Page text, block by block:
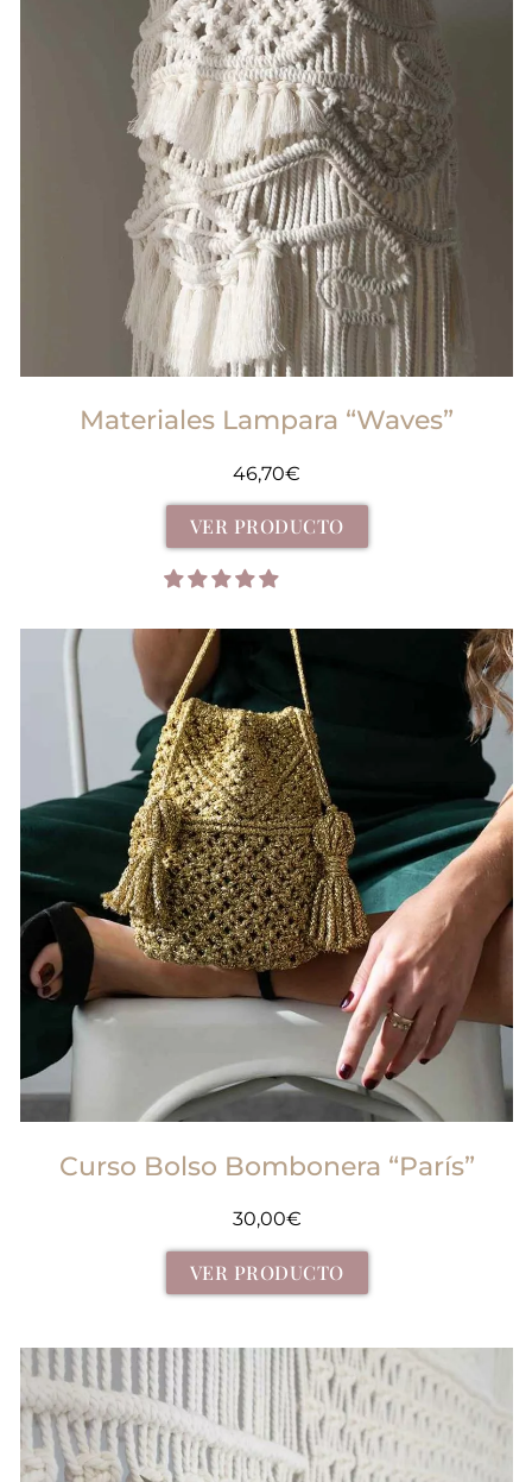
Materiales Lampara “Waves”
46,70€
VER PRODUCTO
Curso Bolso Bombonera “París”
30,00€
VER PRODUCTO